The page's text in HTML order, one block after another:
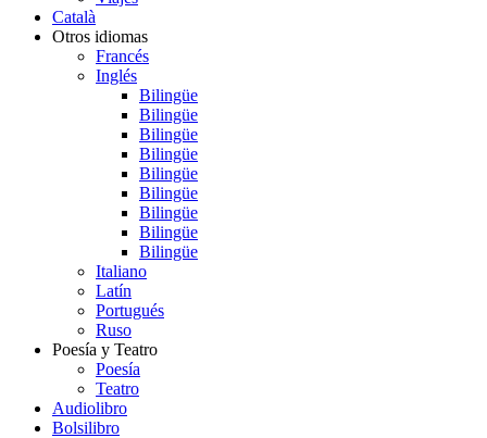
Català
Otros idiomas
Francés
Inglés
Bilingüe
Bilingüe
Bilingüe
Bilingüe
Bilingüe
Bilingüe
Bilingüe
Bilingüe
Bilingüe
Italiano
Latín
Portugués
Ruso
Poesía y Teatro
Poesía
Teatro
Audiolibro
Bolsilibro